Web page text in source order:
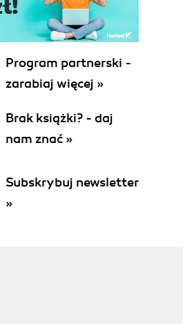
Program partnerski -
zarabiaj więcej »
Brak książki? - daj
nam znać »
Subskrybuj newsletter
»